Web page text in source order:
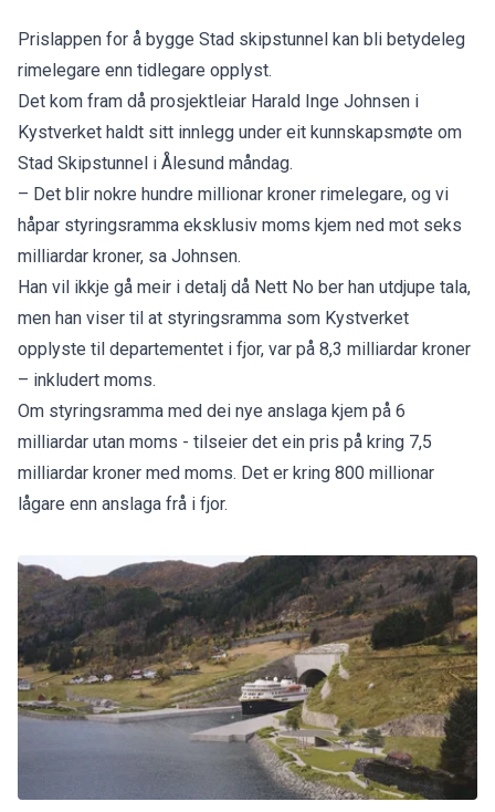
Prislappen for å bygge Stad skipstunnel kan bli betydeleg
rimelegare enn tidlegare opplyst.
Det kom fram då prosjektleiar Harald Inge Johnsen i
Kystverket haldt sitt innlegg under eit kunnskapsmøte om
Stad Skipstunnel i Ålesund måndag.
– Det blir nokre hundre millionar kroner rimelegare, og vi
håpar styringsramma eksklusiv moms kjem ned mot seks
milliardar kroner, sa Johnsen.
Han vil ikkje gå meir i detalj då Nett No ber han utdjupe tala,
men han viser til at styringsramma som Kystverket
opplyste til departementet i fjor, var på 8,3 milliardar kroner
– inkludert moms.
Om styringsramma med dei nye anslaga kjem på 6
milliardar utan moms - tilseier det ein pris på kring 7,5
milliardar kroner med moms. Det er kring 800 millionar
lågare enn anslaga frå i fjor.